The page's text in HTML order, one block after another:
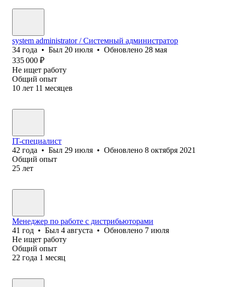
system administrator / Системный администратор
34 года • Был 20 июля • Обновлено 28 мая
335 000 ₽
Не ищет работу
Общий опыт
10 лет 11 месяцев
IT-специалист
42 года • Был 29 июля • Обновлено 8 октября 2021
Общий опыт
25 лет
Менеджер по работе с дистрибьюторами
41 год • Был 4 августа • Обновлено 7 июля
Не ищет работу
Общий опыт
22 года 1 месяц